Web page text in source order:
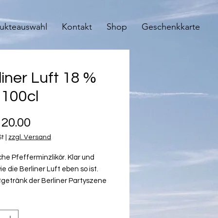
Kontakt Shop Geschenkkarte
Luft 18 %
zzgl. Versand
Pfefferminzlikör. Klar und
die Berliner Luft eben so ist.
der Berliner Partyszene
die Berliner Luft nicht nur pur
Hochgenuss, sondern